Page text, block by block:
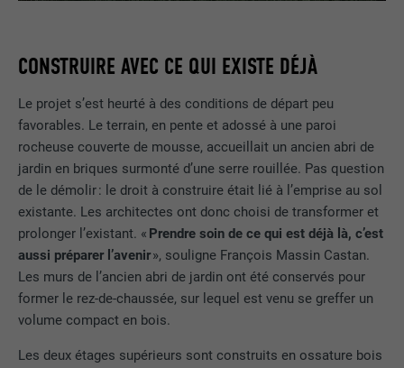
CONSTRUIRE AVEC CE QUI EXISTE DÉJÀ
Le projet s’est heurté à des conditions de départ peu
favorables. Le terrain, en pente et adossé à une paroi
rocheuse couverte de mousse, accueillait un ancien abri de
jardin en briques surmonté d’une serre rouillée. Pas question
de le démolir : le droit à construire était lié à l’emprise au sol
existante. Les architectes ont donc choisi de transformer et
prolonger l’existant. « Prendre soin de ce qui est déjà là, c’est
aussi préparer l’avenir», souligne François Massin Castan.
Les murs de l’ancien abri de jardin ont été conservés pour
former le rez-de-chaussée, sur lequel est venu se greffer un
volume compact en bois.
Les deux étages supérieurs sont construits en ossature bois